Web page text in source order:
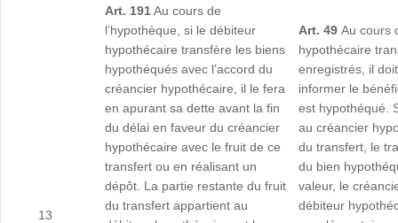
13
Art. 191Au cours de
l’hypothèque, si le débiteur
hypothécaire transfère les biens
hypothéqués avec l’accord du
créancier hypothécaire, il le fera
en apurant sa dette avant la fin
du délai en faveur du créancier
hypothécaire avec le fruit de ce
transfert ou en réalisant un
dépôt. La partie restante du fruit
du transfert appartient au
Art. 49Au cours
hypothécaire
enregistrés, il
informer le
est hypothéqué.
au créancier
du transfert, le
du bien
valeur, le
débiteur